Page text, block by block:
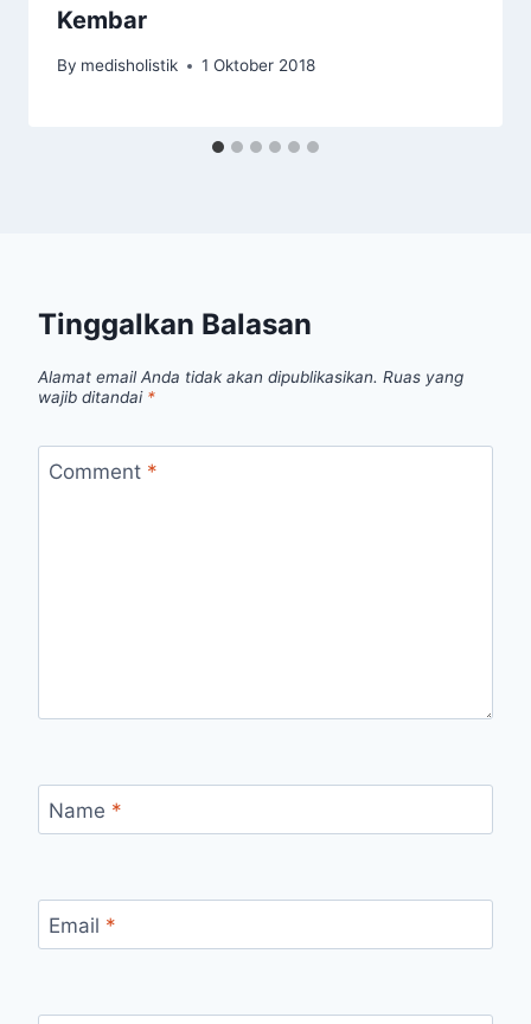
Kembar
By medisholistik 1 Oktober 2018
Tinggalkan Balasan
Alamat email Anda tidak akan dipublikasikan. Ruas yang
wajib ditandai *
Comment *
Name *
Email *